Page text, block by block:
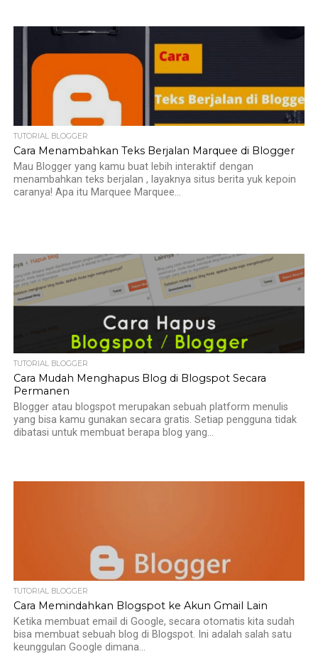
TUTORIAL BLOGGER
Cara Menambahkan Teks Berjalan Marquee di Blogger
Mau Blogger yang kamu buat lebih interaktif dengan
menambahkan teks berjalan , layaknya situs berita yuk kepoin
caranya! Apa itu Marquee Marquee...
TUTORIAL BLOGGER
Cara Mudah Menghapus Blog di Blogspot Secara
Permanen
Blogger atau blogspot merupakan sebuah platform menulis
yang bisa kamu gunakan secara gratis. Setiap pengguna tidak
dibatasi untuk membuat berapa blog yang...
TUTORIAL BLOGGER
Cara Memindahkan Blogspot ke Akun Gmail Lain
Ketika membuat email di Google, secara otomatis kita sudah
bisa membuat sebuah blog di Blogspot. Ini adalah salah satu
keunggulan Google dimana...